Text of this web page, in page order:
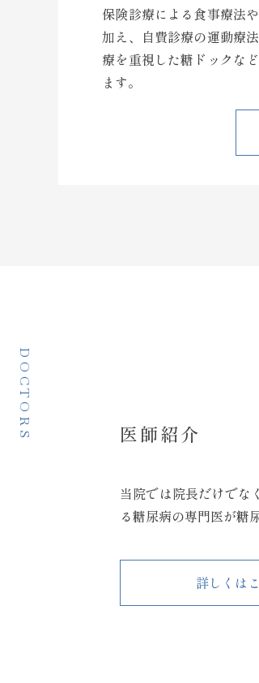
保険診療による食事療法
加え、自費診療の運動療
療を重視した糖ドックな
ます。
DOCTORS 医師紹介
当院では院長だけでな
る糖尿病の専門医が糖
詳しくは